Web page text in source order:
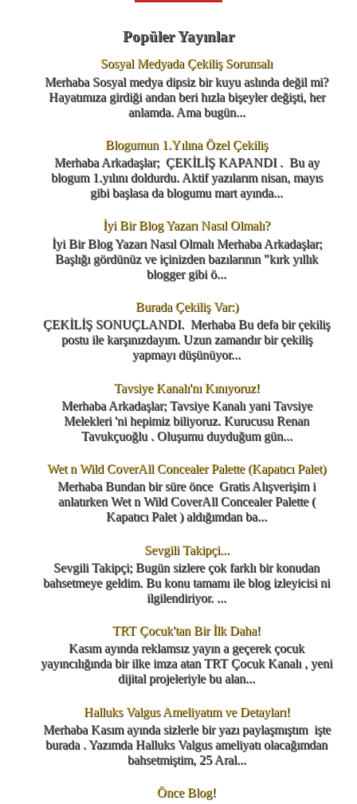
Popüler Yayınlar
Sosyal Medyada Çekiliş Sorunsalı
Merhaba Sosyal medya dipsiz bir kuyu aslında değil mi?
Hayatımıza girdiği andan beri hızla bişeyler değişti, her
anlamda. Ama bugün...
Blogumun 1.Yılına Özel Çekiliş
Merhaba Arkadaşlar; ÇEKİLİŞ KAPANDI . Bu ay
blogum 1.yılını doldurdu. Aktif yazılarım nisan, mayıs
gibi başlasa da blogumu mart ayında...
İyi Bir Blog Yazarı Nasıl Olmalı?
İyi Bir Blog Yazarı Nasıl Olmalı Merhaba Arkadaşlar;
Başlığı gördünüz ve içinizden bazılarının "kırk yıllık
blogger gibi ö...
Burada Çekiliş Var:)
ÇEKİLİŞ SONUÇLANDI. Merhaba Bu defa bir çekiliş
postu ile karşınızdayım. Uzun zamandır bir çekiliş
yapmayı düşünüyor...
Tavsiye Kanalı'nı Kınıyoruz!
Merhaba Arkadaşlar; Tavsiye Kanalı yani Tavsiye
Melekleri 'ni hepimiz biliyoruz. Kurucusu Renan
Tavukçuoğlu . Oluşumu duyduğum gün...
Wet n Wild CoverAll Concealer Palette (Kapatıcı Palet)
Merhaba Bundan bir süre önce Gratis Alışverişim i
anlatırken Wet n Wild CoverAll Concealer Palette (
Kapatıcı Palet ) aldığımdan ba...
Sevgili Takipçi...
Sevgili Takipçi; Bugün sizlere çok farklı bir konudan
bahsetmeye geldim. Bu konu tamamı ile blog izleyicisi ni
ilgilendiriyor. ...
TRT Çocuk'tan Bir İlk Daha!
Kasım ayında reklamsız yayın a geçerek çocuk
yayıncılığında bir ilke imza atan TRT Çocuk Kanalı , yeni
dijital projeleriyle bu alan...
Halluks Valgus Ameliyatım ve Detayları!
Merhaba Kasım ayında sizlerle bir yazı paylaşmıştım işte
burada . Yazımda Halluks Valgus ameliyatı olacağımdan
bahsetmiştim, 25 Aral...
Önce Blog!